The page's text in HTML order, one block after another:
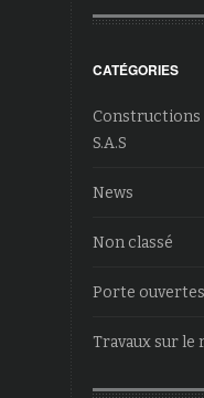
CATÉGORIES
Constructions
S.A.S
News
Non classé
Porte
Travaux sur le